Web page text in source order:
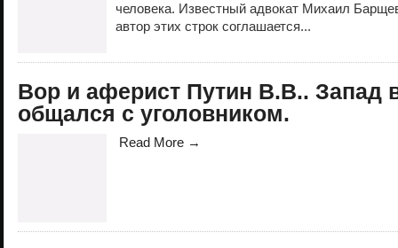
человека. Известный адвокат Михаил
автор этих строк соглашается...
Вор и аферист Путин В.В.. Запад
общался с уголовником.
Read More →